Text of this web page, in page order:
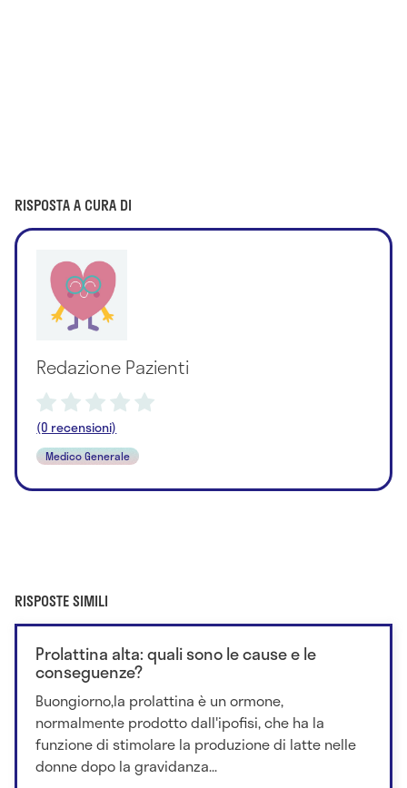
RISPOSTA A CURA DI
Redazione Pazienti
(0 recensioni)
Medico Generale
RISPOSTE SIMILI
Prolattina alta: quali sono le cause e le
conseguenze?
Buongiorno,la prolattina è un ormone,
normalmente prodotto dall'ipofisi, che ha la
funzione di stimolare la produzione di latte nelle
donne dopo la gravidanza...